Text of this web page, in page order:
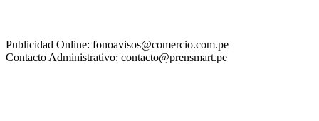
Publicidad Online: fonoavisos@comercio.com.pe
Contacto Administrativo: contacto@prensmart.pe